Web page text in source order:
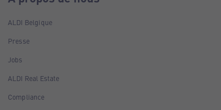
ALDI Belgique
Presse
Jobs
ALDI Real Estate
Compliance